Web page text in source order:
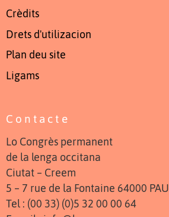
Crèdits
Drets d'utilizacion
Plan deu site
Ligams
Contacte
Lo Congrès permanent
de la lenga occitana
Ciutat – Creem
5 – 7 rue de la Fontaine 64000 PAU
Tel : (00 33) (0)5 32 00 00 64